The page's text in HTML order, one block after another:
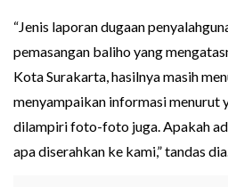
“Jenis laporan dugaan
pemasangan baliho yang
Kota Surakarta, hasilnya masih
menyampaikan informasi menurut
dilampiri foto-foto juga. Apakah
apa diserahkan ke kami,” tandas